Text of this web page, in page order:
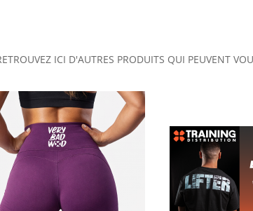
ICI D'AUTRES PRODUITS QUI PEUVENT